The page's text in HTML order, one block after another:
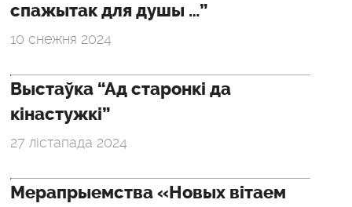
спажытак для душы …”
10 снежня 2024
Выстаўка “Ад старонкі да
кінастужкі”
27 лістапада 2024
Мерапрыемства «Новых вітаем